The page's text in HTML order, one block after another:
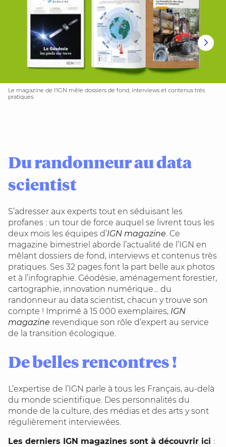
Le magazine de l'IGN mêle dossiers de fond, interviews et contenus très
pratiques.
Du randonneur au data
scientist
S’adresser aux experts tout en séduisant les
profanes : un tour de force auquel se livrent tous les
deux mois les équipes d’IGN magazine. Ce
magazine bimestriel aborde l’actualité de l’IGN en
mêlant dossiers de fond, interviews et contenus très
pratiques. Ses 32 pages font la part belle aux photos
et à l’infographie. Géodésie, aménagement forestier,
cartographie, innovation numérique… du
randonneur au data scientist, chacun y trouve son
compte ! Imprimé à 15 000 exemplaires, IGN
magazine revendique son rôle d’expert au service
de la transition écologique.
De belles rencontres !
L’expertise de l’IGN parle à tous les Français, au-delà
du monde scientifique. Des personnalités du
monde de la culture, des médias et des arts y sont
régulièrement interviewées.
Les derniers IGN magazines sont à découvrir ici :